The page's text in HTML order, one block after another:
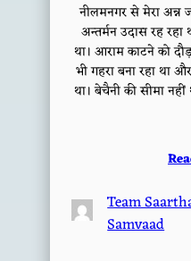
नीलमनगर से मेरा अन्न
अन्तर्मन उदास रह
था। आराम काटने को
भी गहरा बना रहा था
था। बेचैनी की सीमा
Team
Samvaad